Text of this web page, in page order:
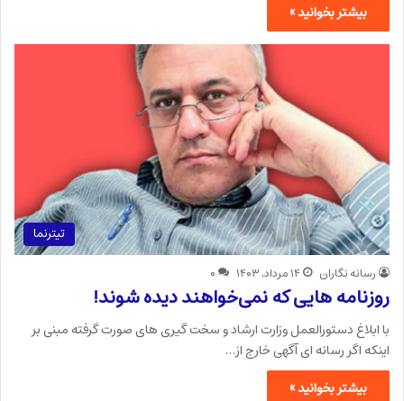
بیشتر بخوانید »
تیترنما
رسانه نگاران ۱۴ مرداد, ۱۴۰۳ ۰
روزنامه هایی که نمی‌خواهند دیده شوند!
با ابلاغ دستورالعمل وزارت ارشاد و سخت گیری های صورت گرفته مبنی بر
اینکه اگر رسانه ای آگهی خارج از…
بیشتر بخوانید »